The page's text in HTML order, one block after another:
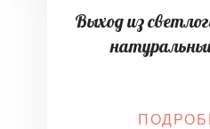
Выход из